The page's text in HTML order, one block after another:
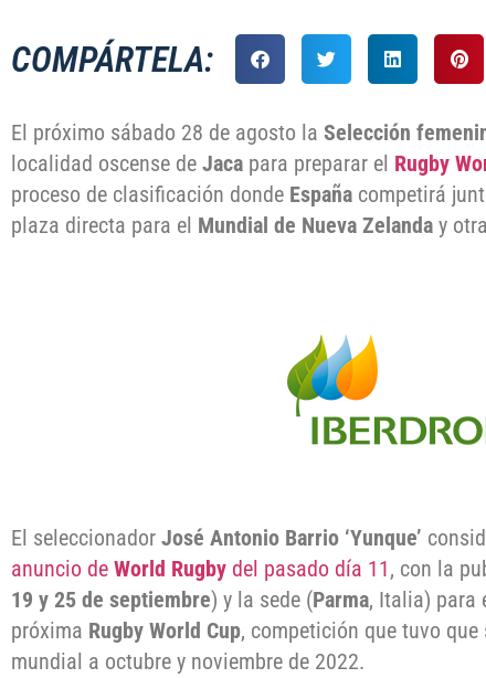
COMPÁRTELA:
El próximo sábado 28 de agosto la Selección
localidad oscense de Jaca para preparar el Rugby
proceso de clasificación donde España competirá
plaza directa para el Mundial de Nueva Zelanda y
El seleccionador José Antonio Barrio ‘Yunque’
anuncio de World Rugby del pasado día 11, con la
19 y 25 de septiembre) y la sede (Parma, Italia) para
próxima Rugby World Cup, competición que tuvo
mundial a octubre y noviembre de 2022.